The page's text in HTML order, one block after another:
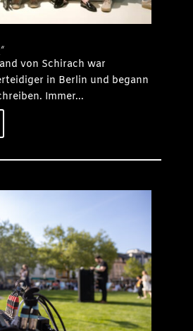
von Schirach war
in Berlin und begann
Immer...